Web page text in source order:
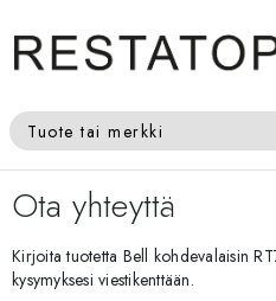
Tuote tai merkki
Ota yhteyttä
Kirjoita tuotetta Bell kohdevalaisin
kysymyksesi viestikenttään.